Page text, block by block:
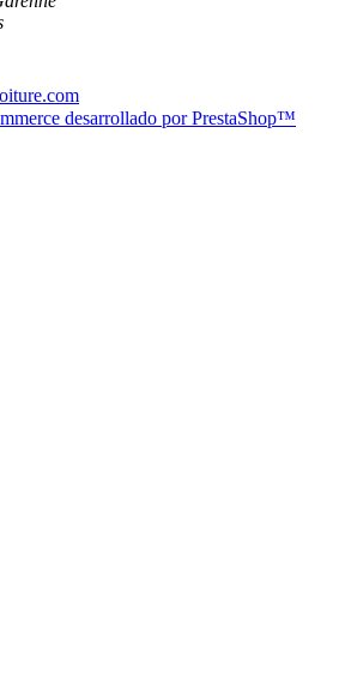
desarrollado por PrestaShop™